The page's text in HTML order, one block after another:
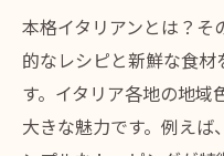
本格イタリアンとは？そ
的なレシピと新鮮な食
す。イタリア各地の地域
大きな魅力です。例え